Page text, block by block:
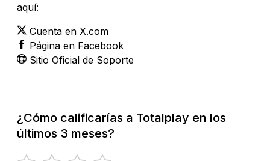
aquí:
Cuenta en X.com
Página en Facebook
Sitio Oficial de Soporte
¿Cómo calificarías a Totalplay en los
últimos 3 meses?